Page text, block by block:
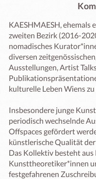
KAESHMAESH, ehemals
zweiten Bezirk (2016-
nomadisches
diversen
Ausstellungen, Artist
kulturelle Leben Wiens
Insbesondere junge
periodisch wechselnde
Offspaces gefördert
künstlerische Qualität
Das Kollektiv besteht
Kunsttheoretiker*innen
festgefahrenen